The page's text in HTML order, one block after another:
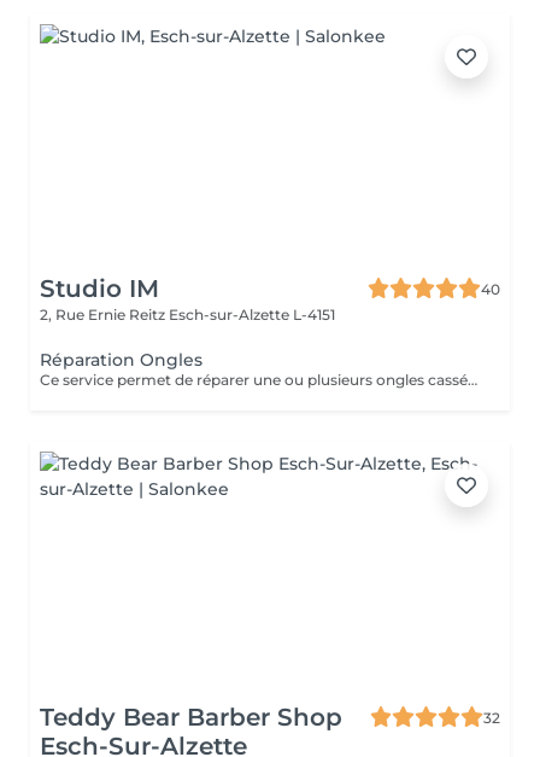
Studio IM
40
2, Rue Ernie Reitz Esch-sur-Alzette L-4151
Réparation Ongles
Ce service permet de réparer une ou plusieurs ongles cassés ou abîmés, afin de retrouver une apparence harmonieuse et soignée. La réparation est valable uniquement jusqu'à 2 semaines après la pose. Au-delà de 2 semaines, une prestation de remplissage sera nécessaire.
Teddy Bear Barber Shop
Esch-Sur-Alzette
32